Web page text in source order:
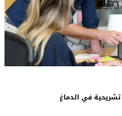
تشريحية في الدماغ